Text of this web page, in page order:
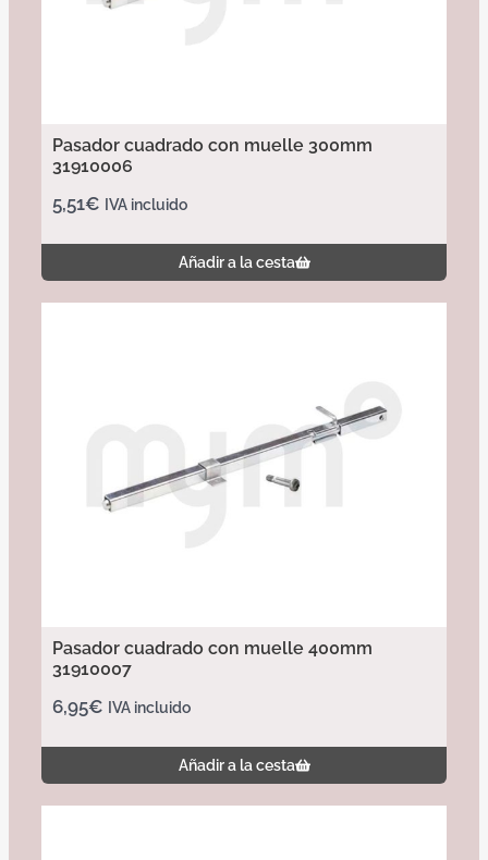
Pasador cuadrado con muelle 300mm
31910006
5,51€ IVA incluido
Añadir a la cesta
Pasador cuadrado con muelle 400mm
31910007
6,95€ IVA incluido
Añadir a la cesta